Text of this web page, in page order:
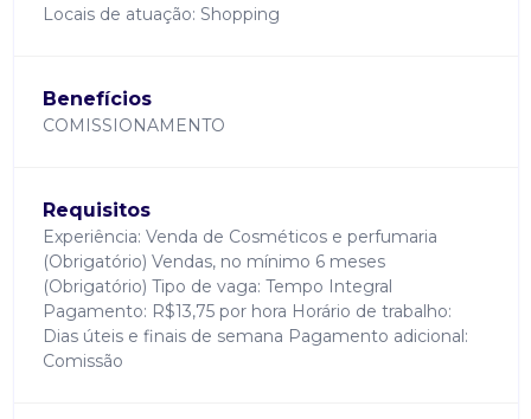
Locais de atuação: Shopping
Benefícios
COMISSIONAMENTO
Requisitos
Experiência: Venda de Cosméticos e perfumaria
(Obrigatório) Vendas, no mínimo 6 meses
(Obrigatório) Tipo de vaga: Tempo Integral
Pagamento: R$13,75 por hora Horário de trabalho:
Dias úteis e finais de semana Pagamento adicional:
Comissão